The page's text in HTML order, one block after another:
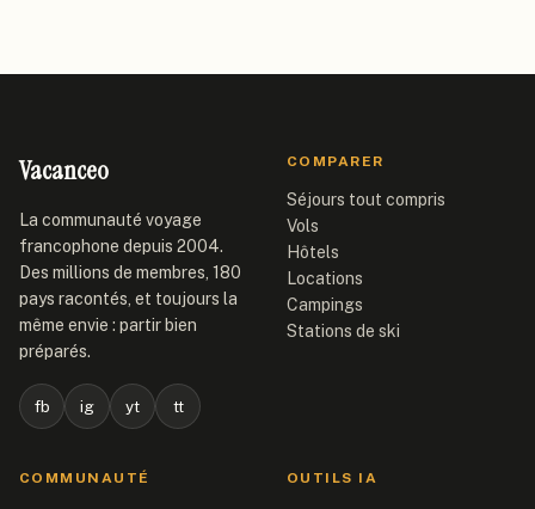
Vacanceo
La communauté voyage
francophone depuis 2004.
Des millions de membres, 180
pays racontés, et toujours la
même envie : partir bien
préparés.
fb ig yt tt
COMPARER
Séjours tout compris
Vols
Hôtels
Locations
Campings
Stations de ski
COMMUNAUTÉ OUTILS IA